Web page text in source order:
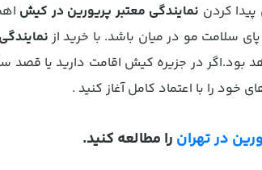
کردن نمایندگی معتبر پریورین در کیش
سلامت مو در میان باشد. با خرید از نمایندگی
در جزیره کیش اقامت دارید یا قصد
خود را با اعتماد کامل آغاز کنید .
در تهران را مطالعه کنید.